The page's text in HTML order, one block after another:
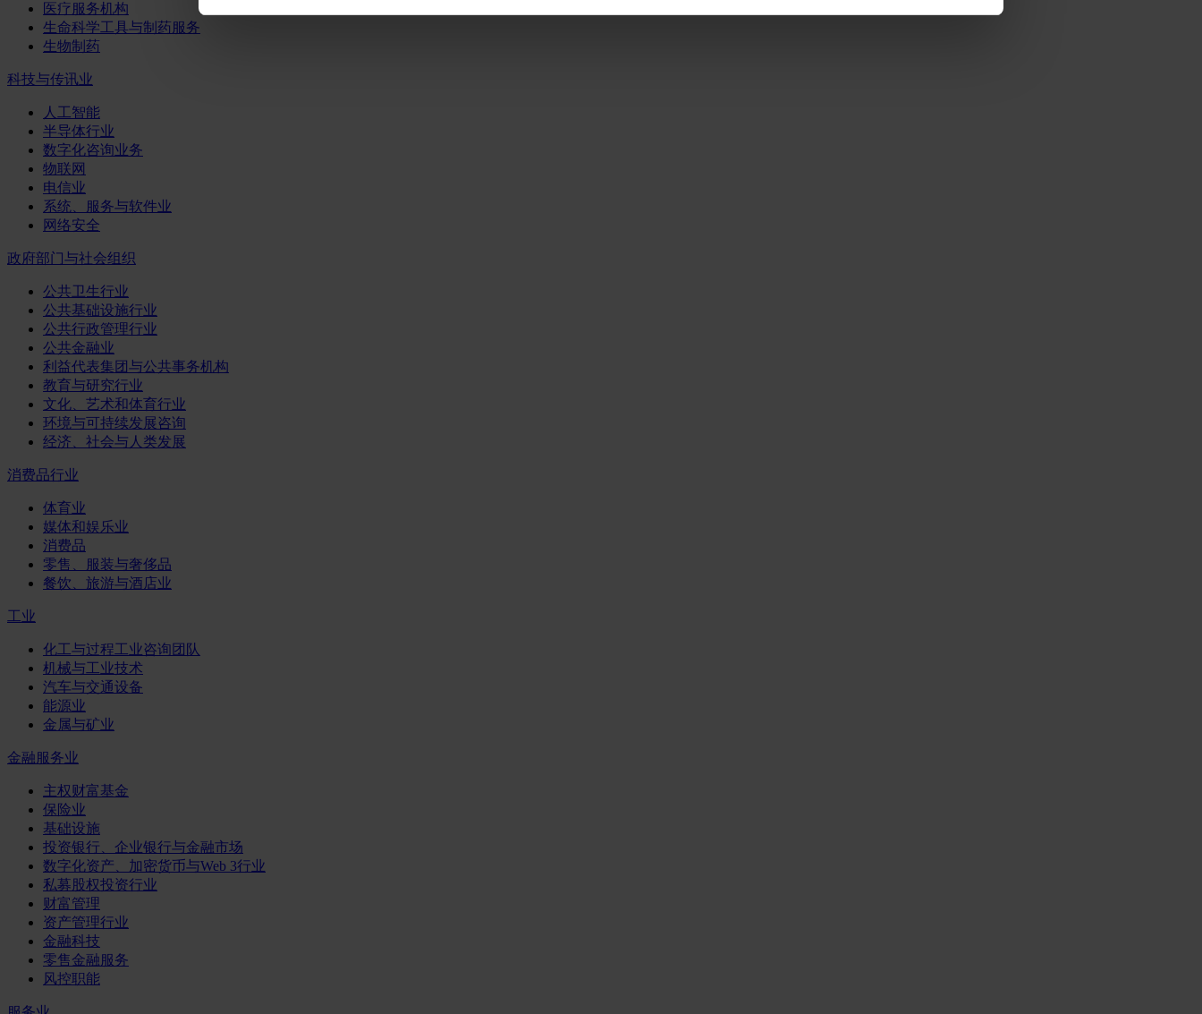
医疗服务机构
生命科学工具与制药服务
生物制药
科技与传讯业
人工智能
半导体行业
数字化咨询业务
物联网
电信业
系统、服务与软件业
网络安全
政府部门与社会组织
公共卫生行业
公共基础设施行业
公共行政管理行业
公共金融业
利益代表集团与公共事务机构
教育与研究行业
文化、艺术和体育行业
环境与可持续发展咨询
经济、社会与人类发展
消费品行业
体育业
媒体和娱乐业
消费品
零售、服装与奢侈品
餐饮、旅游与酒店业
工业
化工与过程工业咨询团队
机械与工业技术
汽车与交通设备
能源业
金属与矿业
金融服务业
主权财富基金
保险业
基础设施
投资银行、企业银行与金融市场
数字化资产、加密货币与Web 3行业
私募股权投资行业
财富管理
资产管理行业
金融科技
零售金融服务
风控职能